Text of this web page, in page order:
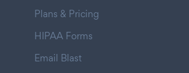
Plans & Pricing
HIPAA Forms
Email Blast